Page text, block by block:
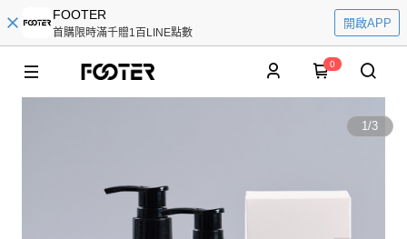
FOOTER
首購限時滿千贈1百LINE點數
開啟APP
0
1/3